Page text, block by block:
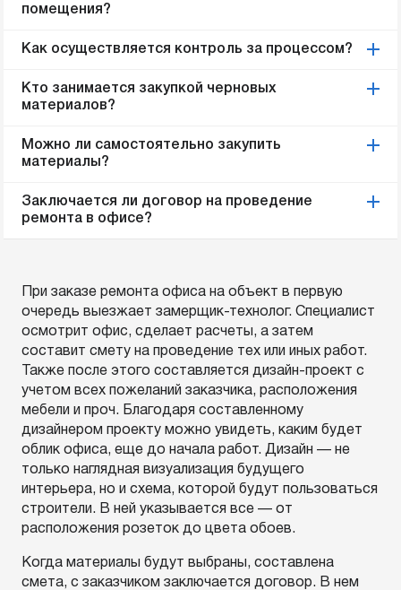
помещения?
Как осуществляется контроль за процессом?
Кто занимается закупкой черновых
материалов?
Можно ли самостоятельно закупить
материалы?
Заключается ли договор на проведение
ремонта в офисе?
При заказе ремонта офиса на объект в первую
очередь выезжает замерщик-технолог. Специалист
осмотрит офис, сделает расчеты, а затем
составит смету на проведение тех или иных работ.
Также после этого составляется дизайн-проект с
учетом всех пожеланий заказчика, расположения
мебели и проч. Благодаря составленному
дизайнером проекту можно увидеть, каким будет
облик офиса, еще до начала работ. Дизайн — не
только наглядная визуализация будущего
интерьера, но и схема, которой будут пользоваться
строители. В ней указывается все — от
расположения розеток до цвета обоев.
Когда материалы будут выбраны, составлена
смета, с заказчиком заключается договор. В нем